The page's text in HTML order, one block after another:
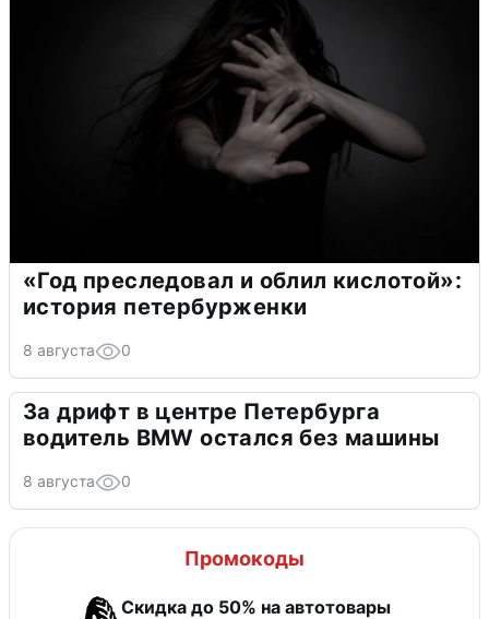
«Год преследовал и облил кислотой»:
история петербурженки
8 августа 0
За дрифт в центре Петербурга
водитель BMW остался без машины
8 августа 0
Промокоды
Скидка до 50% на автотовары